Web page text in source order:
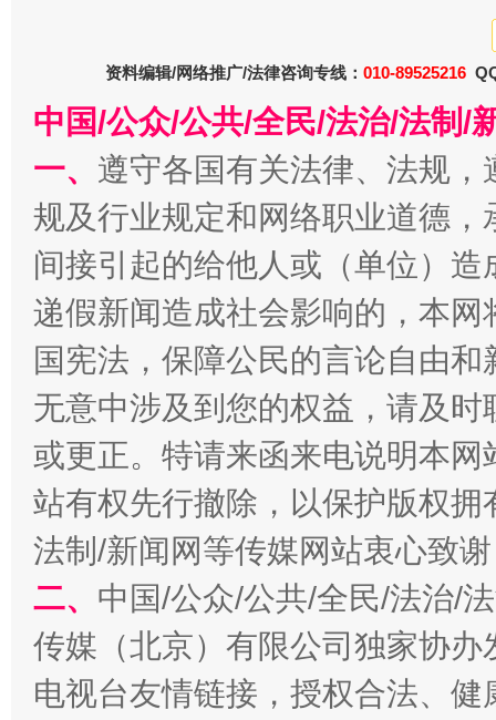
千年窑火 生生不息 一
揭开“小金库”的免责幌子
资料编辑/网络推广/法律咨询专线： 010-89525216
中国/公众/公共/全民/法治/法制/
一、 遵守各国有关法律、法规
规及行业规定和网络职业道德
间接引起的给他人或（单位）
递假新闻造成社会影响的，本
国宪法，保障公民的言论自由
无意中涉及到您的权益，请及
或更正。特请来函来电说明本
站有权先行撤除，以保护版权
法制/新闻网等传媒网站衷心致
二、 中国/公众/公共/全民/法治/
传媒（北京）有限公司独家协
电视台友情链接，授权合法、